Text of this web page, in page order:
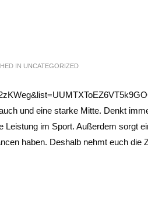
IN UNCATEGORIZED
und eine starke Mitte. Denkt
im Sport. Außerdem sorgt
haben. Deshalb nehmt euch die